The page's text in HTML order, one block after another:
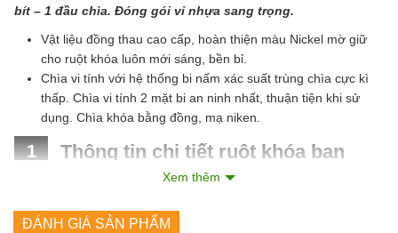
bít – 1 đầu chìa. Đóng gói vỉ nhựa sang trọng.
Vật liệu đồng thau cao cấp, hoàn thiện màu Nickel mờ giữ
cho ruột khóa luôn mới sáng, bền bỉ.
Chìa vi tính với hệ thống bi nấm xác suất trùng chìa cực kì
thấp. Chìa vi tính 2 mặt bi an ninh nhất, thuận tiện khi sử
dụng. Chìa khóa bằng đồng, mạ niken.
Thông tin chi tiết ruột khóa ban
công 1 đầu chìa Yale 10-1001-0035-
00-22-01 (45mm):
1
Xem thêm
ĐÁNH GIÁ SẢN PHẨM